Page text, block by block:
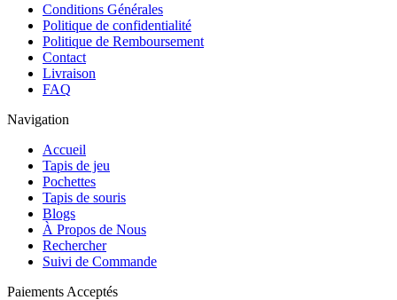
Conditions Générales
Politique de confidentialité
Politique de Remboursement
Contact
Livraison
FAQ
Navigation
Accueil
Tapis de jeu
Pochettes
Tapis de souris
Blogs
À Propos de Nous
Rechercher
Suivi de Commande
Paiements Acceptés